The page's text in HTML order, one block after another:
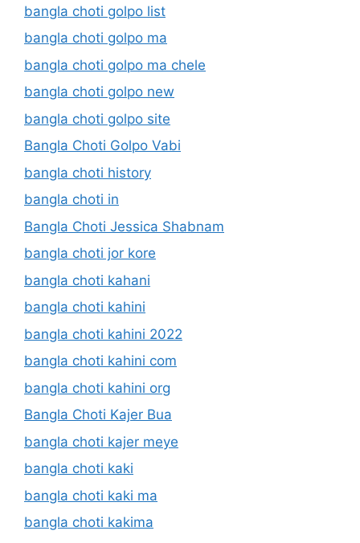
bangla choti golpo list
bangla choti golpo ma
bangla choti golpo ma chele
bangla choti golpo new
bangla choti golpo site
Bangla Choti Golpo Vabi
bangla choti history
bangla choti in
Bangla Choti Jessica Shabnam
bangla choti jor kore
bangla choti kahani
bangla choti kahini
bangla choti kahini 2022
bangla choti kahini com
bangla choti kahini org
Bangla Choti Kajer Bua
bangla choti kajer meye
bangla choti kaki
bangla choti kaki ma
bangla choti kakima